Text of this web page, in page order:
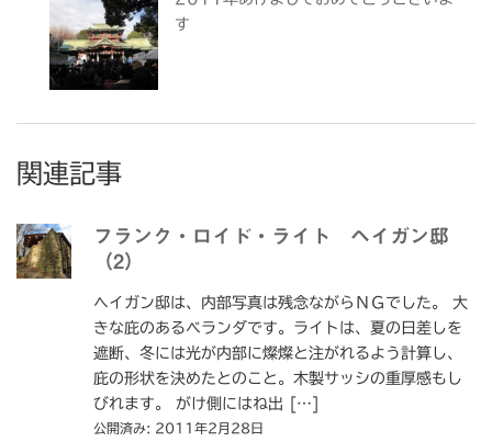
す
関連記事
フランク・ロイド・ライト ヘイガン邸
（2）
ヘイガン邸は、内部写真は残念ながらＮＧでした。 大
きな庇のあるベランダです。ライトは、夏の日差しを
遮断、冬には光が内部に燦燦と注がれるよう計算し、
庇の形状を決めたとのこと。木製サッシの重厚感もし
びれます。 がけ側にはね出 […]
公開済み: 2011年2月28日